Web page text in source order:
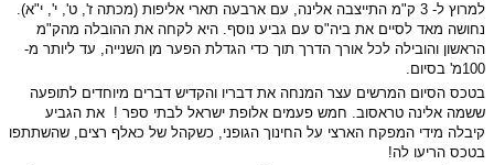
למרוץ ל- 3 ק"מ התייצבה אלינה, עם ארבעה תארי אליפות (מכתה ז', ט', י', י"א).
נחושה מאד לסיים את ביה"ס עם גביע נוסף. היא לקחה את ההובלה מהק"מ
הראשון והובילה לכל אורך הדרך תוך כדי הגדלת הפער מן השנייה, עד ליותר מ-
100מ' בסיום.
בטכס הסיום המרשים עצר המנחה את דבריו והקדיש דברים מיוחדים לתופעה
ששמה אלינה טראסוב. חמש פעמים אלופת ישראל לבתי ספר ! את הגביע
קיבלה מידי המפקח הארצי על החינוך הגופני, כשקהל של כאלף רצים, שהשתתפו
בטכס הריעו לה!